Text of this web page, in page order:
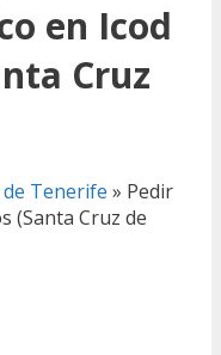
en Icod
Cruz
Tenerife » Pedir
(Santa Cruz de